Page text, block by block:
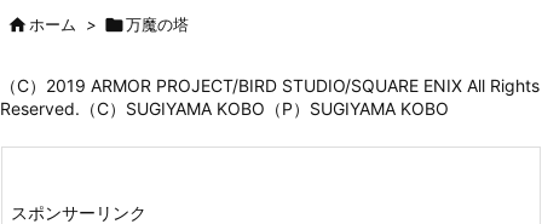
ホーム > 万魔の塔
（C）2019 ARMOR PROJECT/BIRD STUDIO/SQUARE ENIX All Rights
Reserved.（C）SUGIYAMA KOBO（P）SUGIYAMA KOBO
スポンサーリンク